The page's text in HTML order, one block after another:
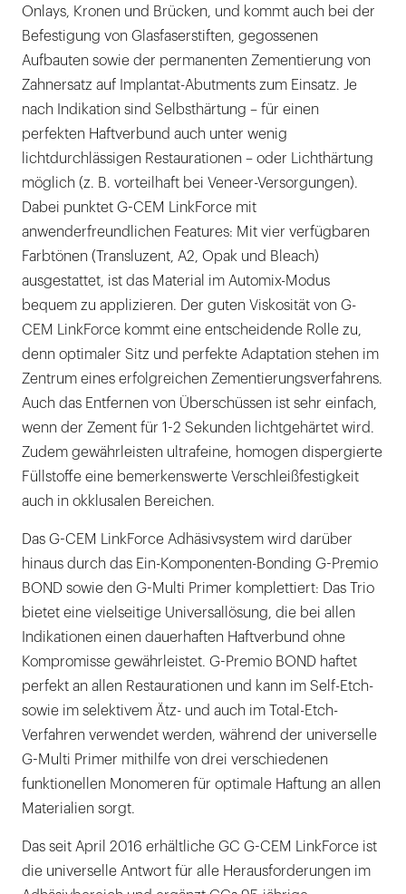
Onlays, Kronen und Brücken, und kommt auch bei der
Befestigung von Glasfaserstiften, gegossenen
Aufbauten sowie der permanenten Zementierung von
Zahnersatz auf Implantat-Abutments zum Einsatz. Je
nach Indikation sind Selbsthärtung – für einen
perfekten Haftverbund auch unter wenig
lichtdurchlässigen Restaurationen – oder Lichthärtung
möglich (z. B. vorteilhaft bei Veneer-Versorgungen).
Dabei punktet G-CEM LinkForce mit
anwenderfreundlichen Features: Mit vier verfügbaren
Farbtönen (Transluzent, A2, Opak und Bleach)
ausgestattet, ist das Material im Automix-Modus
bequem zu applizieren. Der guten Viskosität von G-
CEM LinkForce kommt eine entscheidende Rolle zu,
denn optimaler Sitz und perfekte Adaptation stehen im
Zentrum eines erfolgreichen Zementierungsverfahrens.
Auch das Entfernen von Überschüssen ist sehr einfach,
wenn der Zement für 1-2 Sekunden lichtgehärtet wird.
Zudem gewährleisten ultrafeine, homogen dispergierte
Füllstoffe eine bemerkenswerte Verschleißfestigkeit
auch in okklusalen Bereichen.
Das G-CEM LinkForce Adhäsivsystem wird darüber
hinaus durch das Ein-Komponenten-Bonding G-Premio
BOND sowie den G-Multi Primer komplettiert: Das Trio
bietet eine vielseitige Universallösung, die bei allen
Indikationen einen dauerhaften Haftverbund ohne
Kompromisse gewährleistet. G-Premio BOND haftet
perfekt an allen Restaurationen und kann im Self-Etch-
sowie im selektivem Ätz- und auch im Total-Etch-
Verfahren verwendet werden, während der universelle
G-Multi Primer mithilfe von drei verschiedenen
funktionellen Monomeren für optimale Haftung an allen
Materialien sorgt.
Das seit April 2016 erhältliche GC G-CEM LinkForce ist
die universelle Antwort für alle Herausforderungen im